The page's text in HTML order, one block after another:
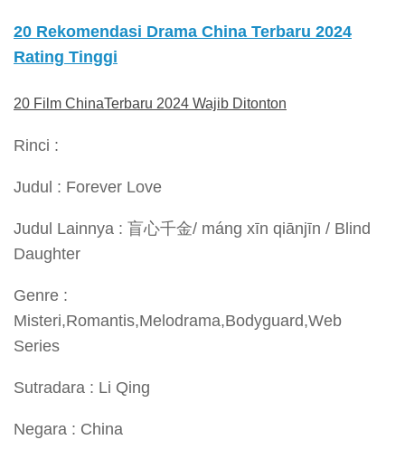
20 Rekomendasi Drama China Terbaru 2024
Rating Tinggi
20 Film ChinaTerbaru 2024 Wajib Ditonton
Rinci :
Judul : Forever Love
Judul Lainnya : 盲心千金/ máng xīn qiānjīn / Blind
Daughter
Genre :
Misteri,Romantis,Melodrama,Bodyguard,Web
Series
Sutradara : Li Qing
Negara : China